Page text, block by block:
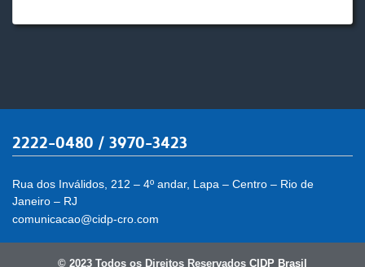
2222-0480 / 3970-3423
Rua dos Inválidos, 212 – 4º andar, Lapa – Centro – Rio de
Janeiro – RJ
comunicacao@cidp-cro.com
© 2023 Todos os Direitos Reservados CIDP Brasil